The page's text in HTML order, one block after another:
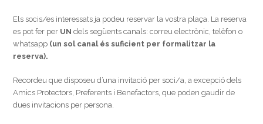
Els socis/es interessats ja podeu reservar la vostra plaça. La reserva
es pot fer per UNdels següents canals: correu electrònic, telèfon o
whatsapp (un sol canal és suficient per formalitzar la
reserva).
Recordeu que disposeu d’una invitació per soci/a, a excepció dels
Amics Protectors, Preferents i Benefactors, que poden gaudir de
dues invitacions per persona.